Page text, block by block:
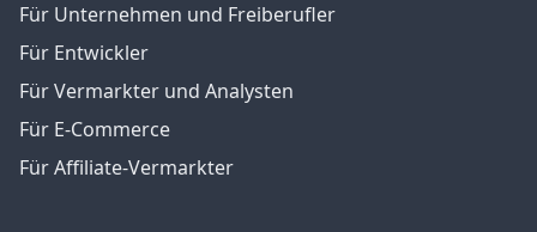
Für Unternehmen und Freiberufler
Für Entwickler
Für Vermarkter und Analysten
Für E-Commerce
Für Affiliate-Vermarkter